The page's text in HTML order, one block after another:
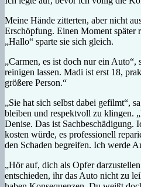
Meine Hände zitterten, aber nicht
Erschöpfung. Einen Moment später
„Hallo“ sparte sie sich gleich.
„Carmen, es ist doch nur ein Auto“,
reinigen lassen. Madi ist erst 18,
größere Person.“
„Sie hat sich selbst dabei gefilmt“,
bleiben und respektvoll zu klingen.
Denise. Das ist Sachbeschädigung.
kosten würde, es professionell
den Schaden begreifen. Ich werde
„Hör auf, dich als Opfer
entschieden, ihr das Auto nicht zu